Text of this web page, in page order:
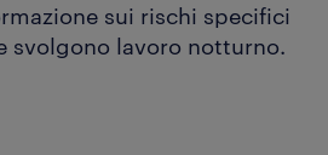
sui rischi specifici
svolgono lavoro notturno.